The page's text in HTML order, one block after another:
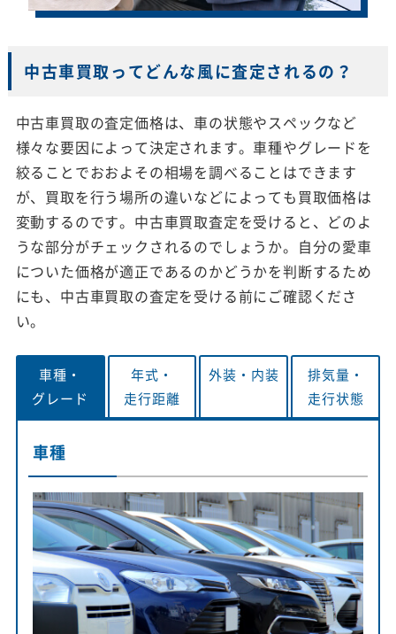
中古車買取ってどんな風に査定されるの？
中古車買取の査定価格は、車の状態やスペックなど
様々な要因によって決定されます。車種やグレードを
絞ることでおおよその相場を調べることはできます
が、買取を行う場所の違いなどによっても買取価格は
変動するのです。中古車買取査定を受けると、どのよ
うな部分がチェックされるのでしょうか。自分の愛車
についた価格が適正であるのかどうかを判断するため
にも、中古車買取の査定を受ける前にご確認くださ
い。
車種・
グレード
年式・
走行距離
外装・ 内装
排気量・
走行状態
車種